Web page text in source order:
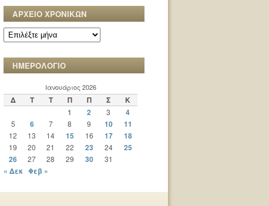
ΑΡΧΕΙΟ ΧΡΟΝΙΚΩΝ
ΑΡΧΕΙΟ
ΧΡΟΝΙΚΩΝ
ΗΜΕΡΟΛΟΓΙΟ
Ιανουάριος 2026
Δ Τ Τ Π Π Σ
Κ
1
2 3 4
5 6 7 8 9 10 11
12 13 14 15 16 17 18
19 20 21 22 23 24
25
26
27 28 29 30 31
« Δεκ Φεβ »